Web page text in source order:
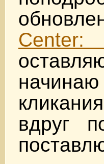
начинаю
вдруг